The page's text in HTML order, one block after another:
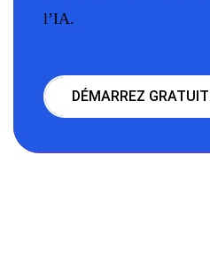
l’IA.
DÉMARREZ